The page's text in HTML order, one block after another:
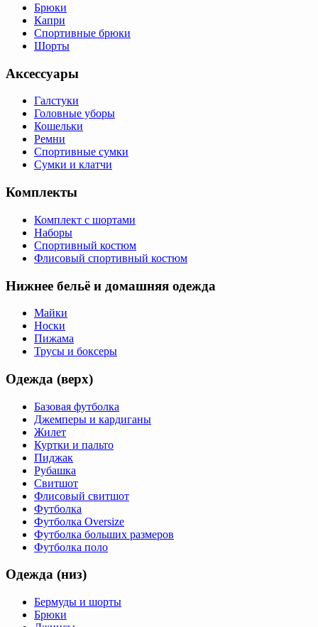
Брюки
Капри
Спортивные брюки
Шорты
Аксессуары
Галстуки
Головные уборы
Кошельки
Ремни
Спортивные сумки
Сумки и клатчи
Комплекты
Комплект с шортами
Наборы
Спортивный костюм
Флисовый спортивный костюм
Нижнее бельё и домашняя одежда
Майки
Носки
Пижама
Трусы и боксеры
Одежда (верх)
Базовая футболка
Джемперы и кардиганы
Жилет
Куртки и пальто
Пиджак
Рубашка
Свитшот
Флисовый свитшот
Футболка
Футболка Oversize
Футболка больших размеров
Футболка поло
Одежда (низ)
Бермуды и шорты
Брюки